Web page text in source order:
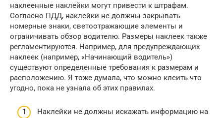
наклеенные наклейки могут привести к штрафам.
Согласно ПДД, наклейки не должны закрывать
номерные знаки, светоотражающие элементы и
ограничивать обзор водителю. Размеры наклеек также
регламентируются. Например, для предупреждающих
наклеек (например, «Начинающий водитель»)
существуют определенные требования к размерам и
расположению. Я тоже думала, что можно клеить что
угодно, пока не узнала об этих правилах.
Наклейки не должны искажать информацию на